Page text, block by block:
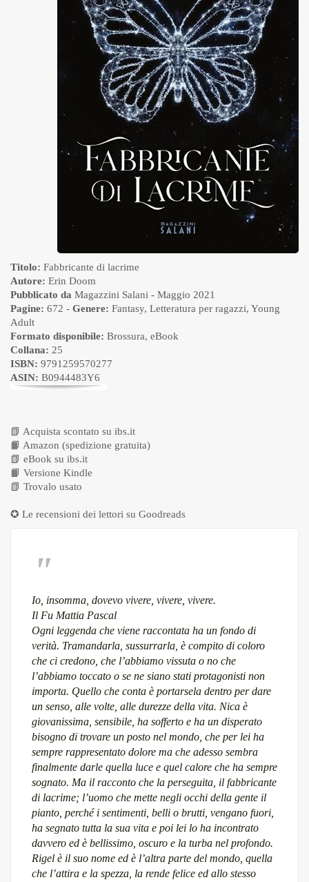
Titolo: Fabbricante di lacrime
Autore: Erin Doom
Pubblicato da Magazzini Salani - Maggio 2021
Pagine: 672 - Genere: Fantasy, Letteratura per ragazzi, Young
Adult
Formato disponibile: Brossura, eBook
Collana: 25
ISBN: 9791259570277
ASIN: B0944483Y6
📗 Acquista scontato su ibs.it
📙 Amazon (spedizione gratuita)
📗 eBook su ibs.it
📙 Versione Kindle
📗 Trovalo usato
✪ Le recensioni dei lettori su Goodreads
Io, insomma, dovevo vivere, vivere, vivere.
Il Fu Mattia Pascal
Ogni leggenda che viene raccontata ha un fondo di
verità. Tramandarla, sussurrarla, è compito di coloro
che ci credono, che l’abbiamo vissuta o no che
l’abbiamo toccato o se ne siano stati protagonisti non
importa. Quello che conta è portarsela dentro per dare
un senso, alle volte, alle durezze della vita. Nica è
giovanissima, sensibile, ha sofferto e ha un disperato
bisogno di trovare un posto nel mondo, che per lei ha
sempre rappresentato dolore ma che adesso sembra
finalmente darle quella luce e quel calore che ha sempre
sognato. Ma il racconto che la perseguita, il fabbricante
di lacrime; l’uomo che mette negli occhi della gente il
pianto, perché i sentimenti, belli o brutti, vengano fuori,
ha segnato tutta la sua vita e poi lei lo ha incontrato
davvero ed è bellissimo, oscuro e la turba nel profondo.
Rigel è il suo nome ed è l’altra parte del mondo, quella
che l’attira e la spezza, la rende felice ed allo stesso